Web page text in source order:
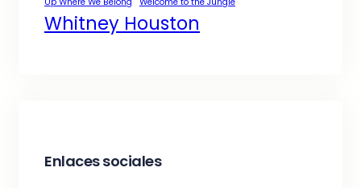
Whitney Houston
Enlaces sociales